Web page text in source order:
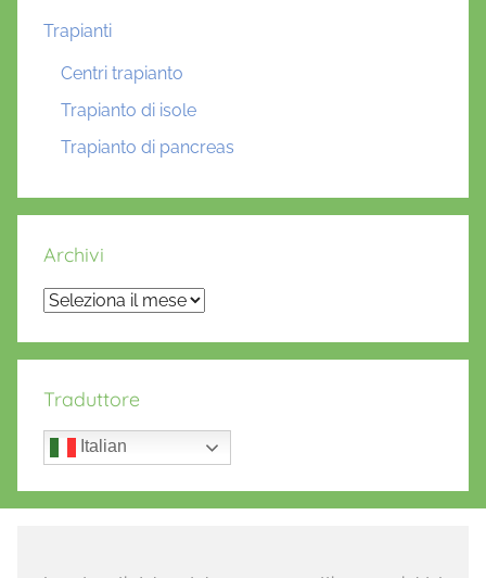
Trapianti
Centri trapianto
Trapianto di isole
Trapianto di pancreas
Archivi
Archivi
Traduttore
Italian